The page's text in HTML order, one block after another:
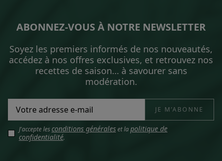
ABONNEZ-VOUS À NOTRE NEWSLETTER
Soyez les premiers informés de nos nouveautés,
accédez à nos offres exclusives, et retrouvez nos
recettes de saison… à savourer sans
modération.
J'accepte lesconditions généraleset lapolitique de
confidentialité.